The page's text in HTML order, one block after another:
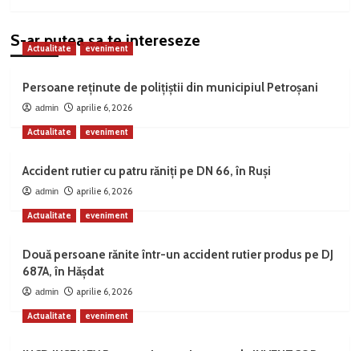
S-ar putea sa te intereseze
Actualitate eveniment
Persoane reținute de polițiștii din municipiul Petroșani
admin aprilie 6, 2026
Actualitate eveniment
Accident rutier cu patru răniți pe DN 66, în Ruși
admin aprilie 6, 2026
Actualitate eveniment
Două persoane rănite într-un accident rutier produs pe DJ
687A, în Hășdat
admin aprilie 6, 2026
Actualitate eveniment